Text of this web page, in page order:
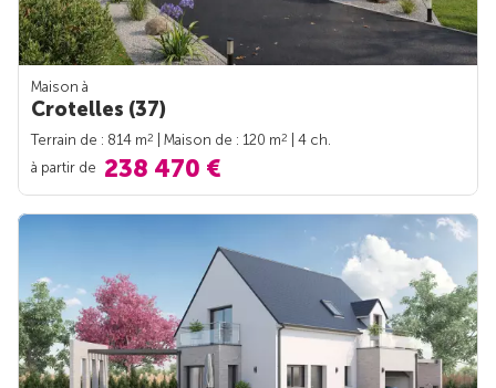
Maison à
Crotelles (37)
Terrain de : 814 m2 | Maison de : 120 m2
| 4 ch.
à partir de 238 470 €